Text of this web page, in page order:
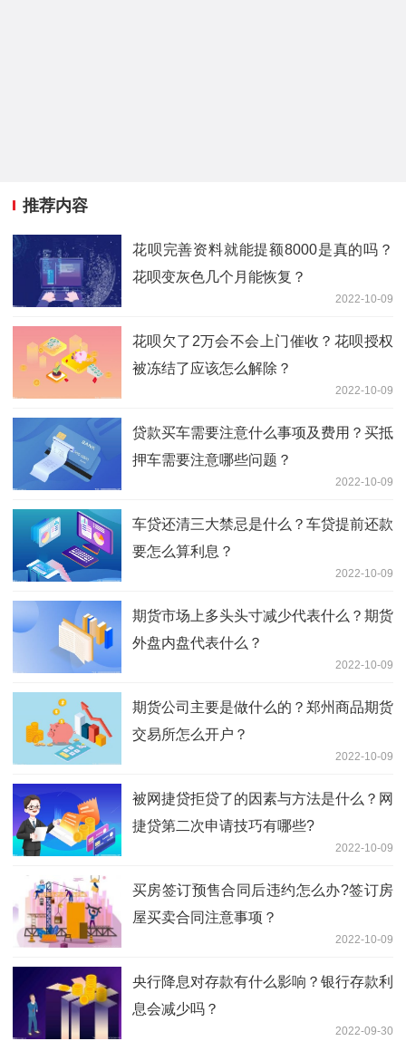
推荐内容
花呗完善资料就能提额8000是真的吗？
花呗变灰色几个月能恢复？
2022-10-09
花呗欠了2万会不会上门催收？花呗授权
被冻结了应该怎么解除？
2022-10-09
贷款买车需要注意什么事项及费用？买抵
押车需要注意哪些问题？
2022-10-09
车贷还清三大禁忌是什么？车贷提前还款
要怎么算利息？
2022-10-09
期货市场上多头头寸减少代表什么？期货
外盘内盘代表什么？
2022-10-09
期货公司主要是做什么的？郑州商品期货
交易所怎么开户？
2022-10-09
被网捷贷拒贷了的因素与方法是什么？网
捷贷第二次申请技巧有哪些?
2022-10-09
买房签订预售合同后违约怎么办?签订房
屋买卖合同注意事项？
2022-10-09
央行降息对存款有什么影响？银行存款利
息会减少吗？
2022-09-30